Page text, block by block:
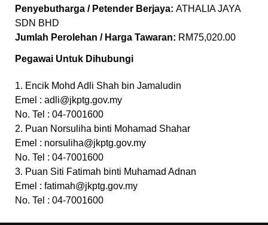
Penyebutharga / Petender Berjaya: ATHALIA JAYA
SDN BHD
Jumlah Perolehan / Harga Tawaran: RM75,020.00
Pegawai Untuk Dihubungi
1. Encik Mohd Adli Shah bin Jamaludin
Emel : adli@jkptg.gov.my
No. Tel : 04-7001600
2. Puan Norsuliha binti Mohamad Shahar
Emel : norsuliha@jkptg.gov.my
No. Tel : 04-7001600
3. Puan Siti Fatimah binti Muhamad Adnan
Emel : fatimah@jkptg.gov.my
No. Tel : 04-7001600